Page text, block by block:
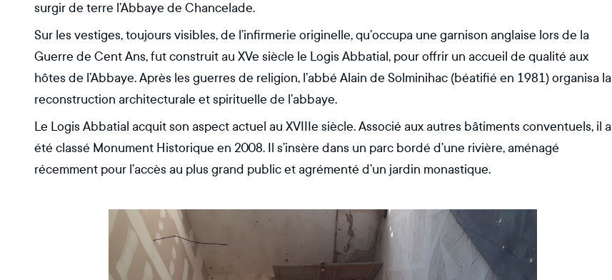
surgir de terre l’Abbaye de Chancelade.
Sur les vestiges, toujours visibles, de l’infirmerie originelle, qu’occupa une garnison anglaise lors de la
Guerre de Cent Ans, fut construit au XVe siècle le Logis Abbatial, pour offrir un accueil de qualité aux
hôtes de l’Abbaye. Après les guerres de religion, l’abbé Alain de Solminihac (béatifié en 1981) organisa la
reconstruction architecturale et spirituelle de l’abbaye.
Le Logis Abbatial acquit son aspect actuel au XVIIIe siècle. Associé aux autres bâtiments conventuels, il a
été classé Monument Historique en 2008. Il s’insère dans un parc bordé d’une rivière, aménagé
récemment pour l’accès au plus grand public et agrémenté d’un jardin monastique.